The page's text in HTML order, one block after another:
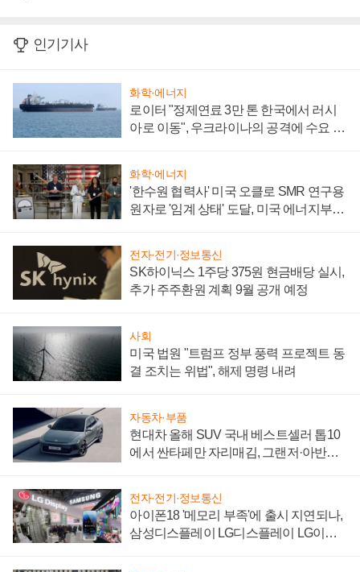
인기기사
화학·에너지
로이터 "정제연료 3만 톤 한국에서 러시
아로 이동", 우크라이나의 공격에 수요 늘
화학·에너지
'한수원 협력사' 미국 오클로 SMR 연구용
원자로 '임계 상태' 도달, 미국 에너지부
전자·전기·정보통신
SK하이닉스 1주당 375원 현금배당 실시,
추가 주주환원 계획 9월 공개 예정
사회
미국 법원 "트럼프 정부 풍력 프로젝트 동
결 조치는 위법", 해제 명령 내려
자동차·부품
현대차 올해 SUV 국내 베스트셀러 톱10
에서 싼타페만 자리매김, 그랜저·아반떼
전자·전기·정보통신
아이폰18 '메모리 부족'에 출시 지연되나,
삼성디스플레이 LG디스플레이 LG이노